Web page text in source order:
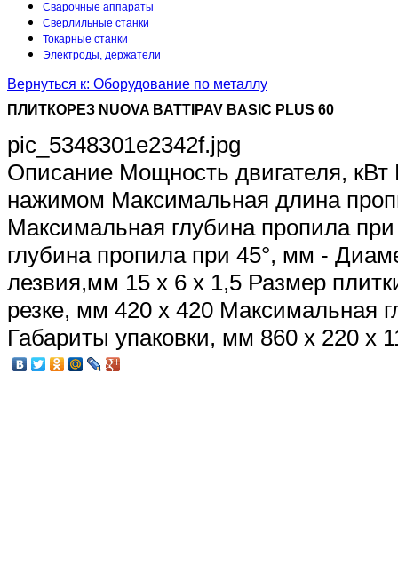
Сварочные аппараты
Сверлильные станки
Токарные станки
Электроды, держатели
Вернуться к: Оборудование по металлу
ПЛИТКОРЕЗ NUOVA BATTIPAV BASIC PLUS 60
pic_5348301e2342f.jpg
Описание Мощность двигателя,
нажимом Максимальная длина
Максимальная глубина пропила
глубина пропила при 45°, мм -
лезвия,мм 15 х 6 х 1,5 Размер
резке, мм 420 х 420 Максимальная
Габариты упаковки, мм 860 х 220 х